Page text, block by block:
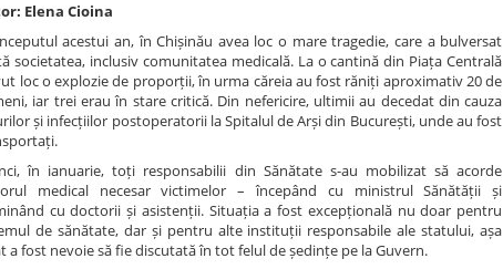
Elena Cioina
acestui an, în Chișinău avea loc o mare tragedie, care a bulversat
societatea, inclusiv comunitatea medicală. La o cantină din Piața Centrală
loc o explozie de proporții, în urma căreia au fost răniți aproximativ 20 de
iar trei erau în stare critică. Din nefericire, ultimii au decedat din cauza
și infecțiilor postoperatorii la Spitalul de Arși din București, unde au fost
în ianuarie, toți responsabilii din Sănătate s-au mobilizat să acorde
medical necesar victimelor – începând cu ministrul Sănătății și
cu doctorii și asistenții. Situația a fost excepțională nu doar pentru
de sănătate, dar și pentru alte instituții responsabile ale statului, așa
a fost nevoie să fie discutată în tot felul de ședințe pe la Guvern.